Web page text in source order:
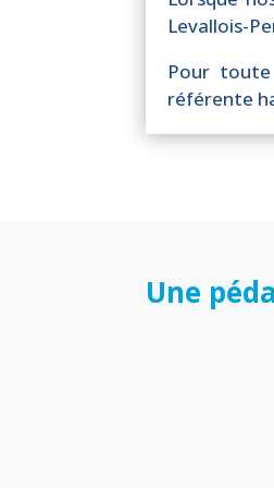
Levallois-
Pour
référente
Une